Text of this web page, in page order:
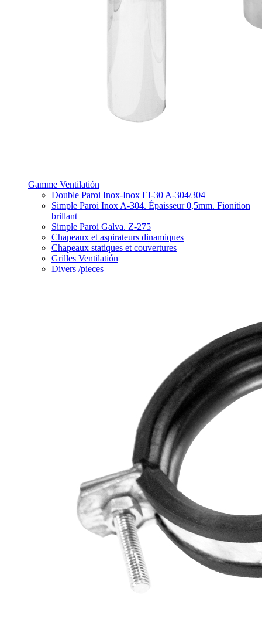
Gamme Ventilatión
Double Paroi Inox-Inox EI-30 A-304/304
Simple Paroi Inox A-304. Épaisseur 0,5mm. Fionition
brillant
Simple Paroi Galva. Z-275
Chapeaux et aspirateurs dinamiques
Chapeaux statiques et couvertures
Grilles Ventilatión
Divers /pieces